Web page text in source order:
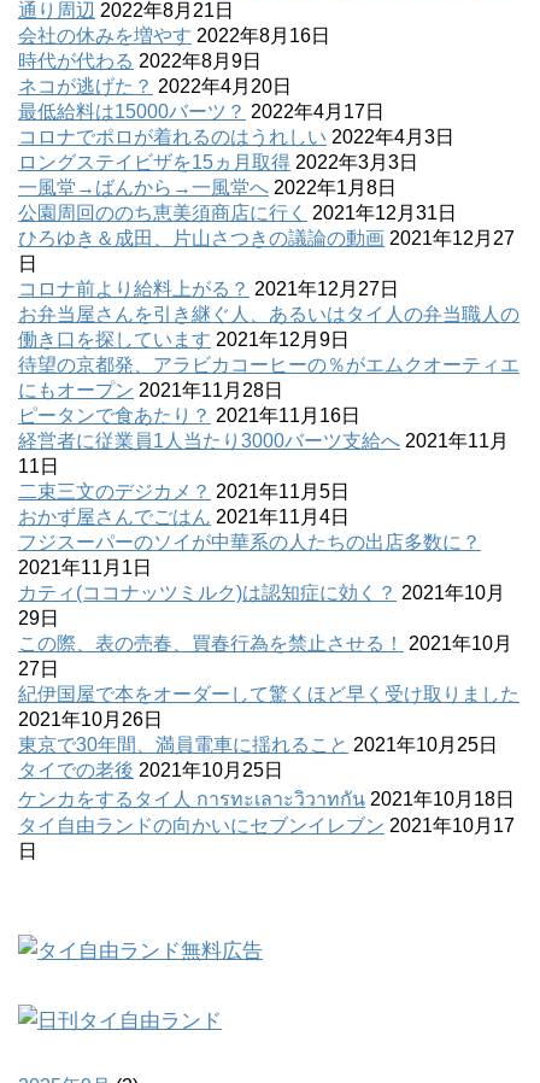
通り周辺 2022年8月21日
会社の休みを増やす 2022年8月16日
時代が代わる 2022年8月9日
ネコが逃げた？ 2022年4月20日
最低給料は15000バーツ？ 2022年4月17日
コロナでポロが着れるのはうれしい 2022年4月3日
ロングステイビザを15ヵ月取得 2022年3月3日
一風堂→ばんから→一風堂へ 2022年1月8日
公園周回ののち恵美須商店に行く
2021年12月31日
ひろゆき＆成田、片山さつきの議論の動画 2021年12月27
日
コロナ前より給料上がる？ 2021年12月27日
お弁当屋さんを引き継ぐ人、あるいはタイ人の弁当職人の
働き口を探しています 2021年12月9日
待望の京都発、アラビカコーヒーの％がエムクオーティエ
にもオープン 2021年11月28日
ピータンで食あたり？ 2021年11月16日
経営者に従業員1人当たり3000バーツ支給へ 2021年11月
11日
二束三文のデジカメ？ 2021年11月5日
おかず屋さんでごはん 2021年11月4日
フジスーパーのソイが中華系の人たちの出店多数に？
2021年11月1日
カティ(ココナッツミルク)は認知症に効く？ 2021年10月
29日
この際、表の売春、買春行為を禁止させる！
2021年10月
27日
紀伊国屋で本をオーダーして驚くほど早く受け取りました
2021年10月26日
東京で30年間、満員電車に揺れること 2021年10月25日
タイでの老後 2021年10月25日
ケンカをするタイ人 การทะเลาะวิวาทกัน 2021年10月18日
タイ自由ランドの向かいにセブンイレブン 2021年10月17
日